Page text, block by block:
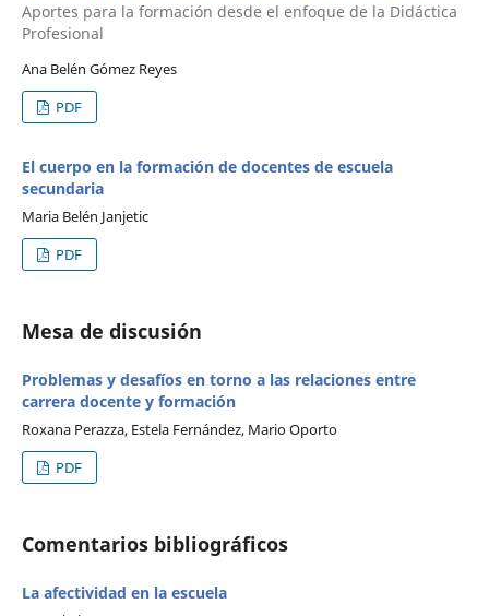
Aportes para la formación desde el enfoque de la Didáctica
Profesional
Ana Belén Gómez Reyes
PDF
El cuerpo en la formación de docentes de escuela
secundaria
Maria Belén Janjetic
PDF
Mesa de discusión
Problemas y desafíos en torno a las relaciones entre
carrera docente y formación
Roxana Perazza, Estela Fernández, Mario Oporto
PDF
Comentarios bibliográficos
La afectividad en la escuela